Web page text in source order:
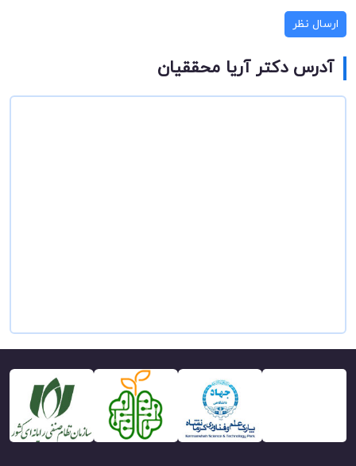
ارسال نظر
آدرس دکتر آریا محققیان